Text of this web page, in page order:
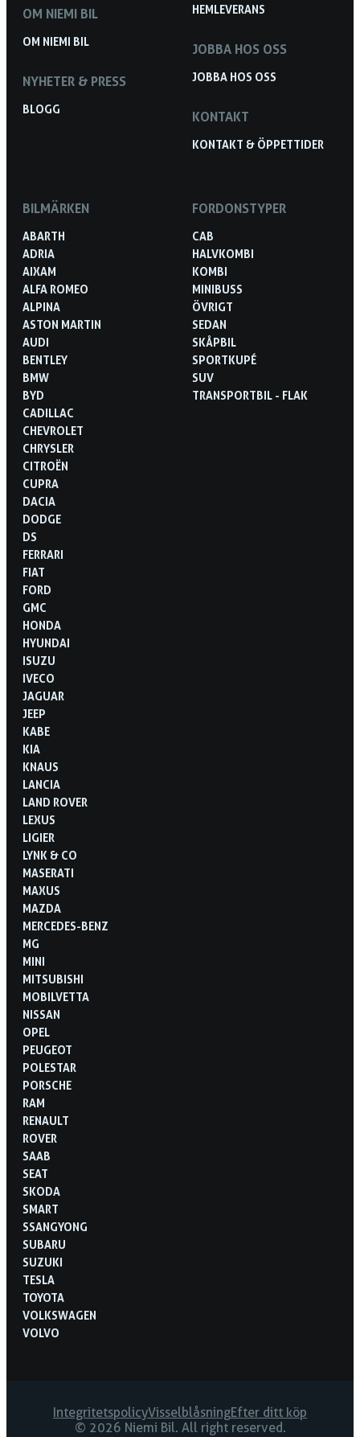
OM NIEMI BIL
OM NIEMI BIL
NYHETER & PRESS
BLOGG
HEMLEVERANS
JOBBA HOS OSS
JOBBA HOS OSS
KONTAKT
KONTAKT & ÖPPETTIDER
BILMÄRKEN
ABARTH
ADRIA
AIXAM
ALFA ROMEO
ALPINA
ASTON MARTIN
AUDI
BENTLEY
BMW
BYD
CADILLAC
CHEVROLET
CHRYSLER
CITROËN
CUPRA
DACIA
DODGE
DS
FERRARI
FIAT
FORD
GMC
HONDA
HYUNDAI
ISUZU
IVECO
JAGUAR
JEEP
KABE
KIA
KNAUS
LANCIA
LAND ROVER
LEXUS
LIGIER
LYNK & CO
MASERATI
MAXUS
MAZDA
MERCEDES-BENZ
MG
MINI
MITSUBISHI
MOBILVETTA
NISSAN
OPEL
PEUGEOT
POLESTAR
PORSCHE
RAM
RENAULT
ROVER
SAAB
SEAT
SKODA
SMART
SSANGYONG
SUBARU
SUZUKI
TESLA
TOYOTA
VOLKSWAGEN
VOLVO
FORDONSTYPER
CAB
HALVKOMBI
KOMBI
MINIBUSS
ÖVRIGT
SEDAN
SKÅPBIL
SPORTKUPÉ
SUV
TRANSPORTBIL - FLAK
IntegritetspolicyVisselblåsningEfter ditt köp
© 2026 Niemi Bil. All right reserved.